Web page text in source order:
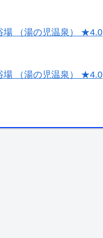
場 （湯の児温泉） ★4.0
場 （湯の児温泉） ★4.0